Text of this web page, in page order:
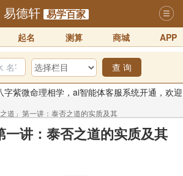
易德轩 易学百家
起名 测算 商城 APP
查 询
字紫微命理相学，ai智能体客服系统开通，欢迎
01
成，欢迎大家来体验新程序及感觉！！
之道」第一讲：泰否之道的实质及其
一讲：泰否之道的实质及其